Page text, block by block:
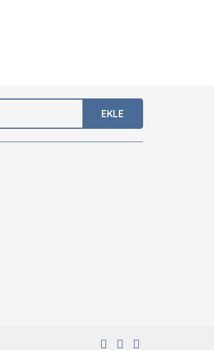
EKLE